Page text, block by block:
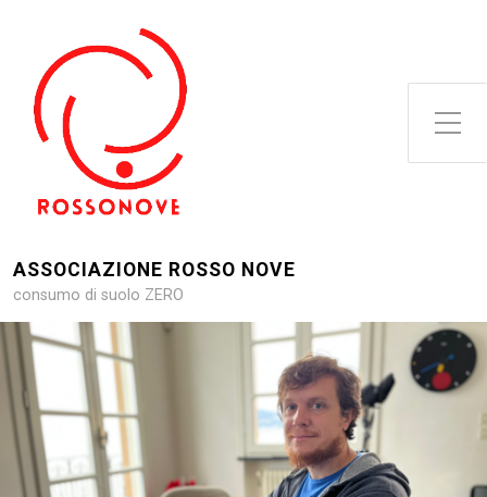
Attiva/disattiva il menu
ASSOCIAZIONE ROSSO NOVE
consumo di suolo ZERO